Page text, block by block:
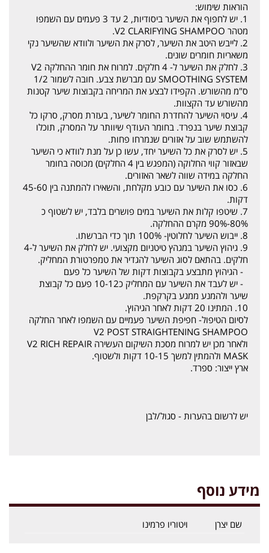
הוראות שימוש:
1. יש לחפוף את השיער ביסודיות, 2 עד 3 פעמים עם השמפו
מטהר V2 CLARIFYING SHAMPOO.
2. לייבש היטב את השיער, לסרק את השיער ולוודא שהשיער נקי
משאריות חומרים שונים.
3. לחלק את השיער ל- 4 חלקים. למרוח את חומר ההחלקה V2
SMOOTHING SYSTEM עם מברשת צבע. חובה לשמור 1/2
ס"מ מהשורש. הקפידו לבצע את המריחה בקבוצות שיער קטנות
מהשורש עד הקצוות.
4. עיסוי השיער להחדרת החומר לשיער, בעזרת מסרק, סרקו כל
קבוצת שיער בנפרד. בחומר העודף שיוותר על המסרק, תוכלו
להשתמש שוב על אזורים שנמרחו פחות.
5. יש לסרק את כל השיער יחד, עשו כן על מנת לוודא כי השיער
שבאזור קווי החלוקה (המפגש בין 4 החלקים) מכוסה בחומר
החלקה במידה שווה לשאר האזורים.
6. כסו את השיער עם כובע מקלחת, והשאירו להמתנה בין 45-60
דקות.
7. שיטפו קלות את השיער במים פושרים בלבד, יש לשטוף כ
80%-90% מקרם ההחלקה.
8. ייבוש השיער לחלוטין- 100% תוך כדי הברשתו.
9. גיהוץ השיער במגהץ טיטניום מקצועי. יש לחלק את השיער ל-4
חלקים. בהתאם לסוג השיער להגדיר את טמפרטורת המחליק.
- הגיהוץ מתבצע בקבוצות דקות של השיער כל פעם
- יש לעבד את השיער עם המחליק כ10-12 פעם כל קבוצת
שיער ולהמנע ממגע בקרקפת.
10. המתינו 20 דקות לאחר הגיהוץ.
לסיום הטיפול- חפיפת השיער פעמיים עם השמפו לאחר החלקה
V2 POST STRAIGHTENING SHAMPOO
ולאחר מכן יש למרוח מסכת השיקום העשירה V2 RICH REPAIR
MASK ולהמתין למשך 10-15 דקות ולשטוף.
ארץ ייצור: ספרד.
יש לרשום בהערות - סגול/לבן
מידע נוסף
שם יצרן ויטוריו פרמינו